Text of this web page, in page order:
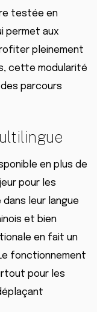
testée en
permet aux
pleinement
cette modularité
parcours
en plus de
pour les
leur langue
et bien
en fait un
fonctionnement
pour les